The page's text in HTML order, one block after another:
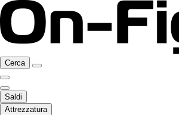
Cerca
Saldi
Attrezzatura